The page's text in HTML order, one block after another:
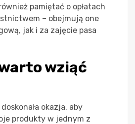
pamiętać o opłatach
– obejmują one
jak i za zajęcie pasa
wziąć
okazja, aby
produkty w jednym z